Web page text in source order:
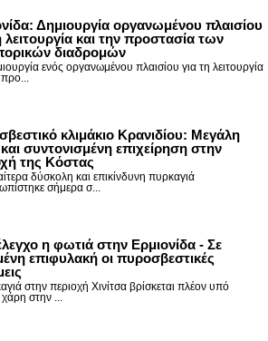
Δημιουργία οργανωμένου πλαισίου
λειτουργία και την προστασία των
διαδρομών
ενός οργανωμένου πλαισίου για τη λειτουργία
προ...
κλιμάκιο Κρανιδίου: Μεγάλη
συντονισμένη επιχείρηση στην
της Κόστας
δύσκολη και επικίνδυνη πυρκαγιά
σήμερα σ...
η φωτιά στην Ερμιονίδα - Σε
επιφυλακή οι πυροσβεστικές
στην περιοχή Χινίτσα βρίσκεται πλέον υπό
χάρη στην ...